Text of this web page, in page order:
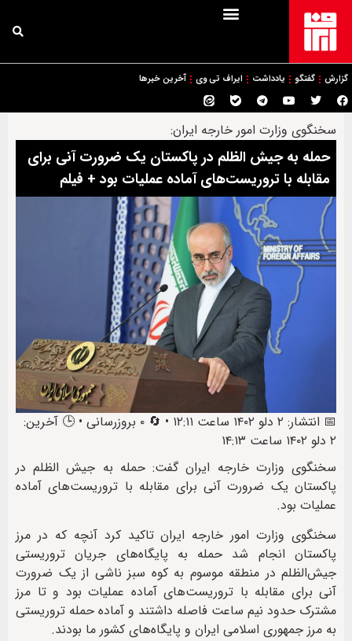
گزارش گفتگو یادداشت ایراف تی وی آخرین خبرها
سخنگوی وزارت امور خارجه ایران:
حمله به جیش الظلم در پاکستان یک ضرورت آنی برای
مقابله با تروریست‌های آماده عملیات بود + فیلم
📅 انتشار: ۲ دلو ۱۴۰۲ ساعت ۱۲:۱۱ • 🔄 ۰ بروزرسانی • 🕒 آخرین:
۲ دلو ۱۴۰۲ ساعت ۱۴:۱۳
سخنگوی وزارت خارجه ایران گفت: حمله به جیش الظلم در
پاکستان یک ضرورت آنی برای مقابله با تروریست‌های آماده
عملیات بود.
سخنگوی وزارت امور خارجه ایران تاکید کرد آنچه که در مرز
پاکستان انجام شد حمله به پایگاه‌های جریان تروریستی
جیش‌الظلم در منطقه موسوم به کوه سبز ناشی از یک ضرورت
آنی برای مقابله با تروریست‌های آماده عملیات بود و تا مرز
مشترک حدود نیم ساعت فاصله داشتند و آماده حمله تروریستی
به مرز جمهوری اسلامی ایران و پایگاه‌های کشور ما بودند.